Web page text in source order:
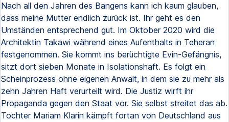
Nach all den Jahren des Bangens kann ich kaum glauben,
dass meine Mutter endlich zurück ist. Ihr geht es den
Umständen entsprechend gut. Im Oktober 2020 wird die
Architektin Takawi während eines Aufenthalts in Teheran
festgenommen. Sie kommt ins berüchtigte Evin-Gefängnis,
sitzt dort sieben Monate in Isolationshaft. Es folgt ein
Scheinprozess ohne eigenen Anwalt, in dem sie zu mehr als
zehn Jahren Haft verurteilt wird. Die Justiz wirft ihr
Propaganda gegen den Staat vor. Sie selbst streitet das ab.
Tochter Mariam Klarin kämpft fortan von Deutschland aus